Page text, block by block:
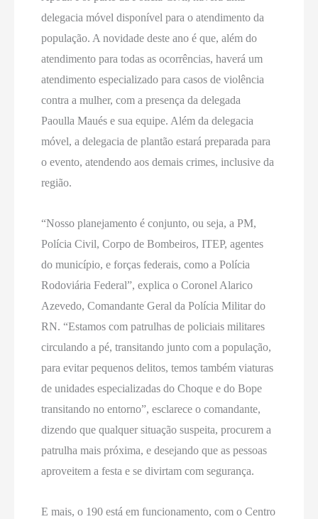
delegacia móvel disponível para o atendimento da
população. A novidade deste ano é que, além do
atendimento para todas as ocorrências, haverá um
atendimento especializado para casos de violência
contra a mulher, com a presença da delegada
Paoulla Maués e sua equipe. Além da delegacia
móvel, a delegacia de plantão estará preparada para
o evento, atendendo aos demais crimes, inclusive da
região.
“Nosso planejamento é conjunto, ou seja, a PM,
Polícia Civil, Corpo de Bombeiros, ITEP, agentes
do município, e forças federais, como a Polícia
Rodoviária Federal”, explica o Coronel Alarico
Azevedo, Comandante Geral da Polícia Militar do
RN. “Estamos com patrulhas de policiais militares
circulando a pé, transitando junto com a população,
para evitar pequenos delitos, temos também viaturas
de unidades especializadas do Choque e do Bope
transitando no entorno”, esclarece o comandante,
dizendo que qualquer situação suspeita, procurem a
patrulha mais próxima, e desejando que as pessoas
aproveitem a festa e se divirtam com segurança.
E mais, o 190 está em funcionamento, com o Centro